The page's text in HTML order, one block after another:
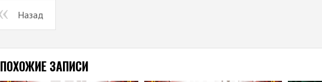
Назад
ПОХОЖИЕ ЗАПИСИ